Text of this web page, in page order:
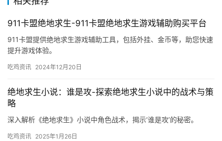
911卡盟绝地求生-911卡盟绝地求生游戏辅助购买平台
911卡盟提供绝地求生游戏辅助工具，包括外挂、金币等，助您快速
提升游戏体验。
吃鸡资讯 2024年12月20日
绝地求生小说：谁是攻-探索绝地求生小说中的战术与策
略
深入解析《绝地求生》小说中角色战术，揭示‘谁是攻’的秘密。
吃鸡资讯 2025年1月26日